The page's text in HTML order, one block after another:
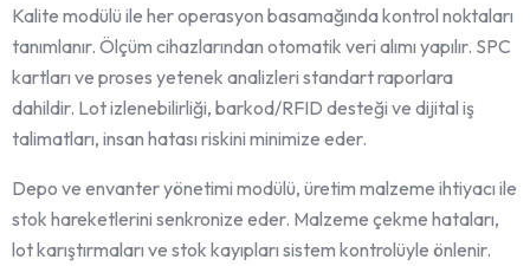
Kalite modülü ile her operasyon basamağında kontrol noktaları
tanımlanır. Ölçüm cihazlarından otomatik veri alımı yapılır. SPC
kartları ve proses yetenek analizleri standart raporlara
dahildir. Lot izlenebilirliği, barkod/RFID desteği ve dijital iş
talimatları, insan hatası riskini minimize eder.
Depo ve envanter yönetimi modülü, üretim malzeme ihtiyacı ile
stok hareketlerini senkronize eder. Malzeme çekme hataları,
lot karıştırmaları ve stok kayıpları sistem kontrolüyle önlenir.